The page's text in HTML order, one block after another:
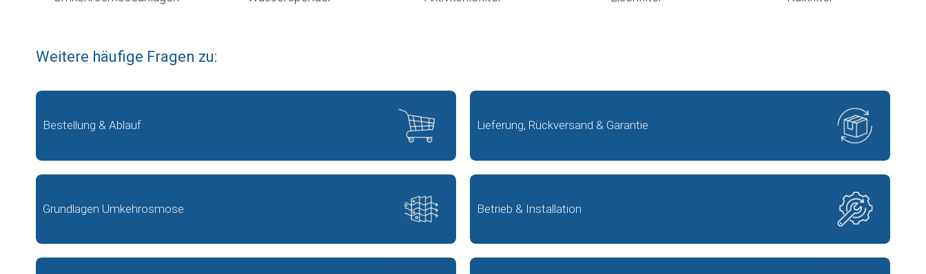
Weitere häufige Fragen zu:
Bestellung & Ablauf Lieferung, Rückversand & Garantie
Grundlagen Umkehrosmose Betrieb & Installation